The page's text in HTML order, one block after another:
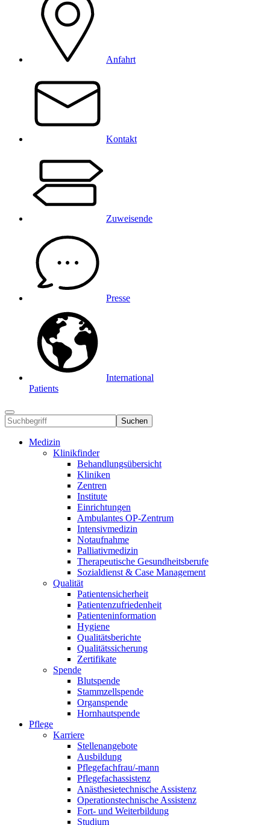
Anfahrt
Kontakt
Zuweisende
Presse
International
Patients
Suchen
Medizin
Klinikfinder
Behandlungsübersicht
Kliniken
Zentren
Institute
Einrichtungen
Ambulantes OP-Zentrum
Intensivmedizin
Notaufnahme
Palliativmedizin
Therapeutische Gesundheitsberufe
Sozialdienst & Case Management
Qualität
Patientensicherheit
Patientenzufriedenheit
Patienteninformation
Hygiene
Qualitätsberichte
Qualitätssicherung
Zertifikate
Spende
Blutspende
Stammzellspende
Organspende
Hornhautspende
Pflege
Karriere
Stellenangebote
Ausbildung
Pflegefachfrau/-mann
Pflegefachassistenz
Anästhesietechnische Assistenz
Operationstechnische Assistenz
Fort- und Weiterbildung
Studium